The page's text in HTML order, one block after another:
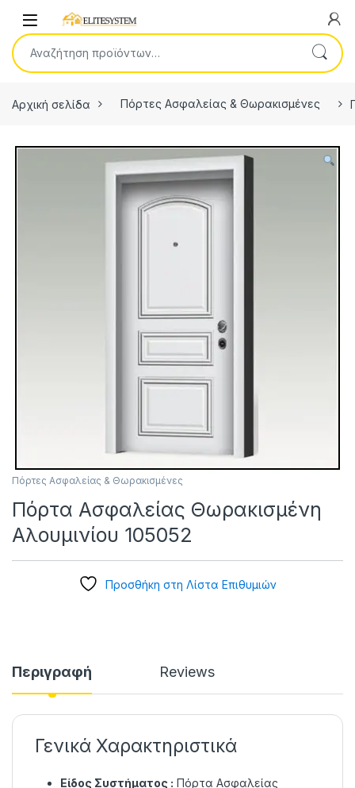
Open
Αναζήτηση για:
Αρχική σελίδα Πόρτες Ασφαλείας & Θωρακισμένες
Πόρτες Ασφαλείας & Θωρακισμένες
Πόρτα Ασφαλείας Θωρακισμένη
Αλουμινίου 105052
Προσθήκη στη Λίστα Επιθυμιών
Περιγραφή Reviews
Γενικά Χαρακτηριστικά
Είδος Συστήματος : Πόρτα Ασφαλείας